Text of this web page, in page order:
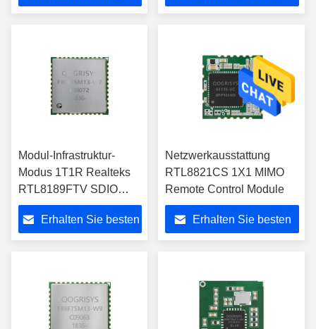
Modul-Infrastruktur-
Modus 1T1R Realteks
RTL8189FTV SDIO
WiFi
Erhalten Sie besten
Netzwerkausstattung
RTL8821CS 1X1 MIMO
Remote Control Module
Erhalten Sie besten